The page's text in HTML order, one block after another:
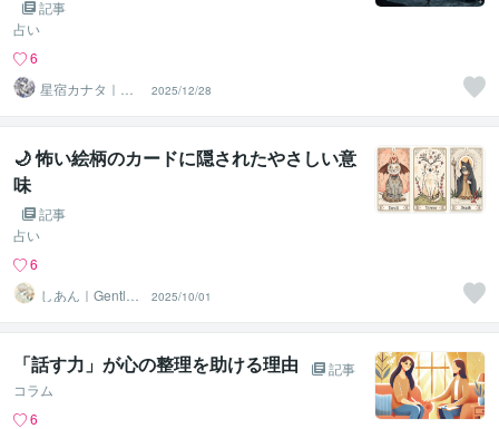
記事
占い
6
星宿カナタ｜ヴ
ェーダ占星術鑑
定士
2025/12/28
🌙 怖い絵柄のカードに隠されたやさしい意
味
記事
占い
6
しあん｜Gentle
Tarot
2025/10/01
「話す力」が心の整理を助ける理由
記事
コラム
6